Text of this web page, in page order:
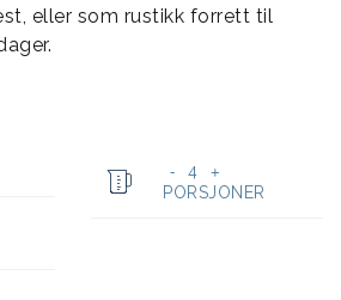
eller som rustikk forrett til
- 4 +
PORSJONER